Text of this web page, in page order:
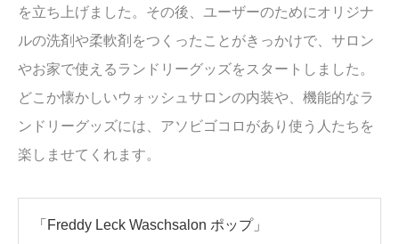
を立ち上げました。その後、ユーザーのためにオリジナ
ルの洗剤や柔軟剤をつくったことがきっかけで、サロン
やお家で使えるランドリーグッズをスタートしました。
どこか懐かしいウォッシュサロンの内装や、機能的なラ
ンドリーグッズには、アソビゴコロがあり使う人たちを
楽しませてくれます。
「 Freddy Leck Waschsalon ポップ」